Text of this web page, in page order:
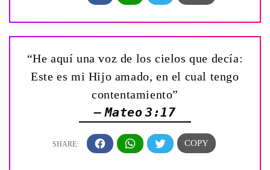
“He aquí una voz de los cielos que decía:
Este es mi Hijo amado, en el cual tengo
contentamiento”
— Mateo 3:17